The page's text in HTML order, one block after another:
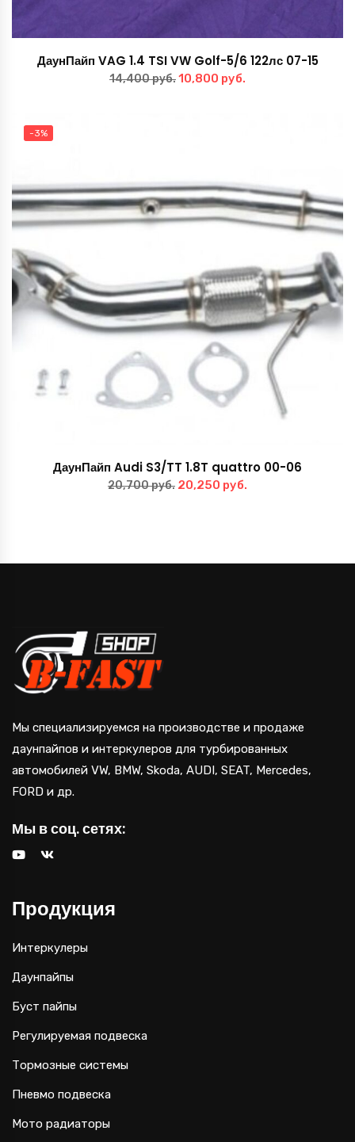
ДаунПайп VAG 1.4 TSI VW Golf-5/6 122лс 07-15
14,400руб.Первоначальная
10,800 руб.
-3%
ДаунПайп Audi S3/TT 1.8T quattro 00-06
20,700руб. Первоначальная
20,250 руб.
Мы специализируемся на производстве и продаже
даунпайпов и интеркулеров для турбированных
автомобилей VW, BMW, Skoda, AUDI, SEAT, Mercedes,
FORD и др.
Мы в соц. сетях:
Продукция
Интеркулеры
Даунпайпы
Буст пайпы
Регулируемая подвеска
Тормозные системы
Пневмо подвеска
Мото радиаторы